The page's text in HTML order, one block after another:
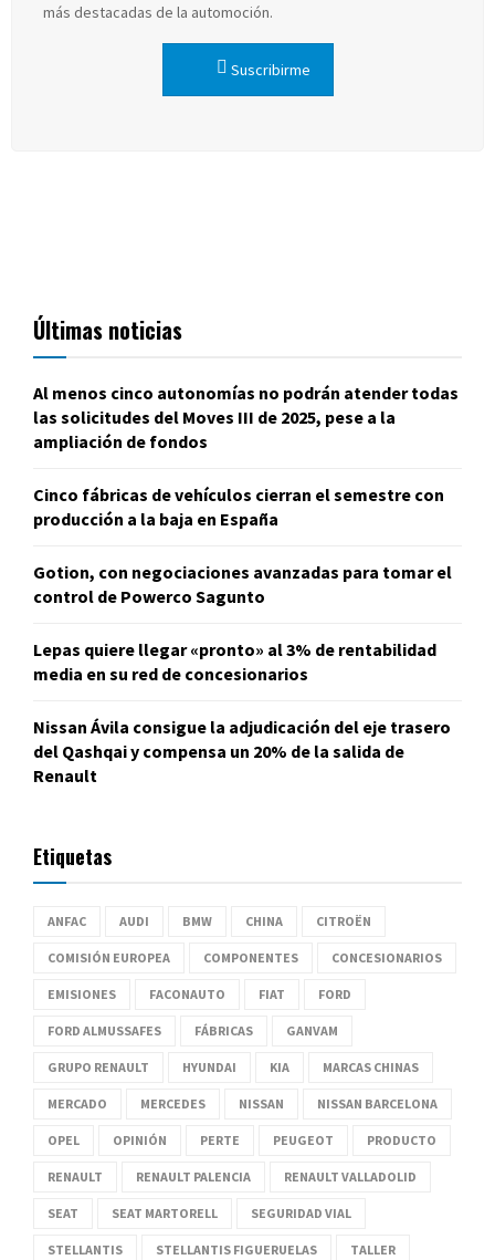
más destacadas de la automoción.
Suscribirme
Últimas noticias
Al menos cinco autonomías no podrán atender todas
las solicitudes del Moves III de 2025, pese a la
ampliación de fondos
Cinco fábricas de vehículos cierran el semestre con
producción a la baja en España
Gotion, con negociaciones avanzadas para tomar el
control de Powerco Sagunto
Lepas quiere llegar «pronto» al 3% de rentabilidad
media en su red de concesionarios
Nissan Ávila consigue la adjudicación del eje trasero
del Qashqai y compensa un 20% de la salida de
Renault
Etiquetas
ANFAC AUDI BMW CHINA CITROËN
COMISIÓN EUROPEA COMPONENTES CONCESIONARIOS
EMISIONES FACONAUTO FIAT FORD
FORD ALMUSSAFES FÁBRICAS GANVAM
GRUPO RENAULT HYUNDAI KIA MARCAS CHINAS
MERCADO MERCEDES NISSAN NISSAN BARCELONA
OPEL OPINIÓN PERTE PEUGEOT PRODUCTO
RENAULT RENAULT PALENCIA RENAULT VALLADOLID
SEAT SEAT MARTORELL SEGURIDAD VIAL
STELLANTIS STELLANTIS FIGUERUELAS TALLER